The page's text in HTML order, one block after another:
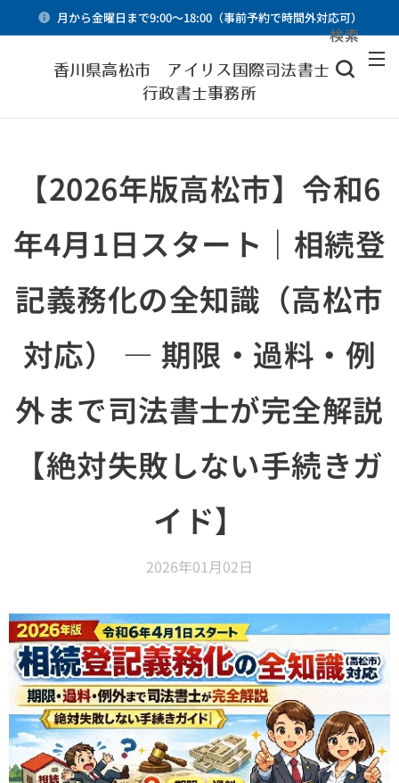
月から金曜日まで9:00～18:00（事前予約で時間外対応可）
香川県高松市 アイリス国際司法書士・
行政書士事務所
検索
【2026年版高松市】令和6
年4月1日スタート｜相続登
記義務化の全知識（高松市
対応） ― 期限・過料・例
外まで司法書士が完全解説
【絶対失敗しない手続きガ
イド】
2026年01月02日